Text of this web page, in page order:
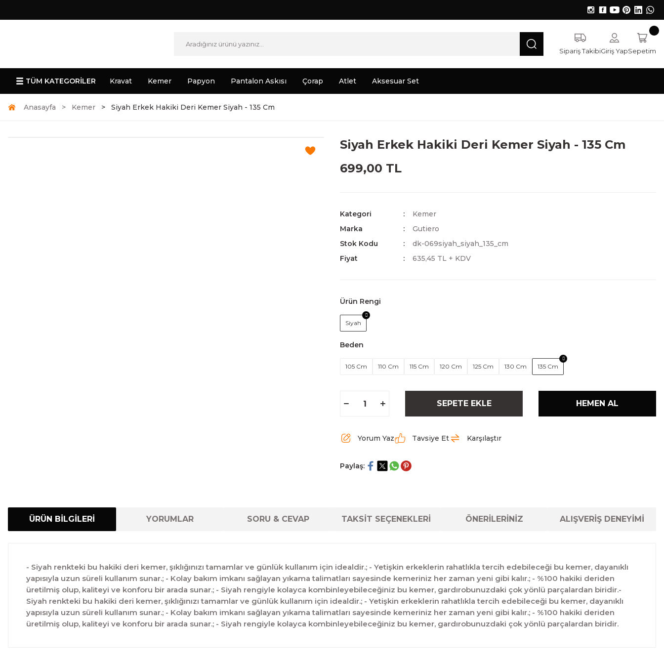
Sipariş TakibiGiriş YapSepetim
TÜM KATEGORİLER Kravat Kemer Papyon Pantalon Askısı Çorap Atlet Aksesuar Set
Anasayfa Kemer Siyah Erkek Hakiki Deri Kemer Siyah - 135 Cm
Siyah Erkek Hakiki Deri Kemer Siyah - 135 Cm
699,00 TL
Kategori
Kemer
Marka
Gutiero
Stok Kodu
dk-069siyah_siyah_135_cm
Fiyat
635,45 TL + KDV
Ürün Rengi
Siyah
Beden
105 Cm 110 Cm 115 Cm 120 Cm 125 Cm 130 Cm 135 Cm
SEPETE EKLE HEMEN AL
Yorum Yaz Tavsiye Et Karşılaştır
Paylaş:
ÜRÜN BİLGİLERİ YORUMLAR SORU & CEVAP TAKSİT SEÇENEKLERİ ÖNERİLERİNİZ ALIŞVERİŞ DENEYİMİ
- Siyah renkteki bu hakiki deri kemer, şıklığınızı tamamlar ve günlük kullanım için idealdir.; - Yetişkin erkeklerin rahatlıkla tercih edebileceği bu kemer, dayanıklı
yapısıyla uzun süreli kullanım sunar.; - Kolay bakım imkanı sağlayan yıkama talimatları sayesinde kemeriniz her zaman yeni gibi kalır.; - %100 hakiki deriden
üretilmiş olup, kaliteyi ve konforu bir arada sunar.; - Siyah rengiyle kolayca kombinleyebileceğiniz bu kemer, gardırobunuzdaki çok yönlü parçalardan biridir.-
Siyah renkteki bu hakiki deri kemer, şıklığınızı tamamlar ve günlük kullanım için idealdir.; - Yetişkin erkeklerin rahatlıkla tercih edebileceği bu kemer, dayanıklı
yapısıyla uzun süreli kullanım sunar.; - Kolay bakım imkanı sağlayan yıkama talimatları sayesinde kemeriniz her zaman yeni gibi kalır.; - %100 hakiki deriden
üretilmiş olup, kaliteyi ve konforu bir arada sunar.; - Siyah rengiyle kolayca kombinleyebileceğiniz bu kemer, gardırobunuzdaki çok yönlü parçalardan biridir.